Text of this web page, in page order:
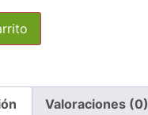
Valoraciones (0)